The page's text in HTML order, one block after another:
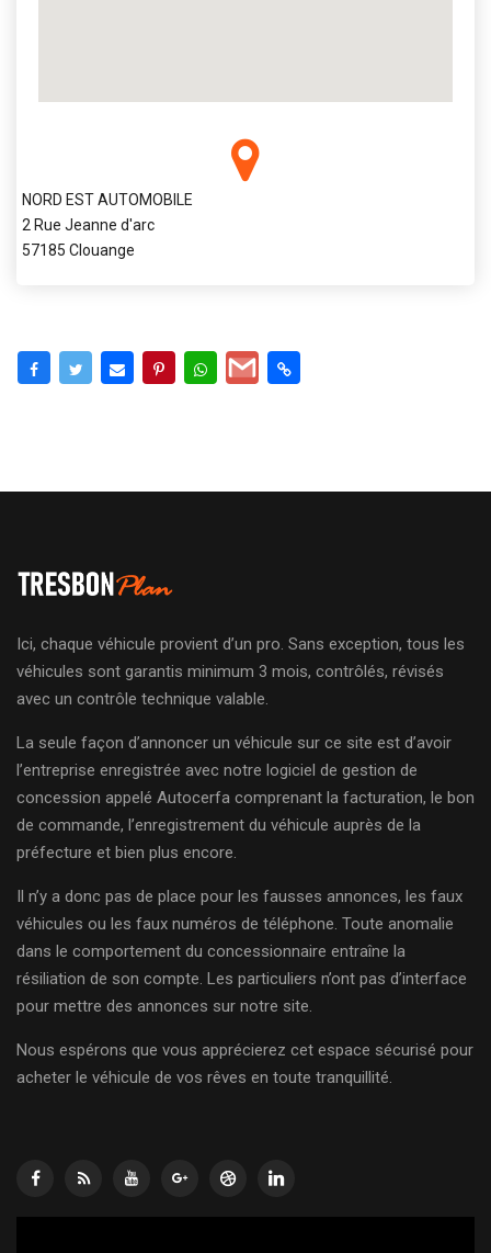
NORD EST AUTOMOBILE
2 Rue Jeanne d'arc
57185 Clouange
Ici, chaque véhicule provient d’un pro. Sans exception, tous les
véhicules sont garantis minimum 3 mois, contrôlés, révisés
avec un contrôle technique valable.
La seule façon d’annoncer un véhicule sur ce site est d’avoir
l’entreprise enregistrée avec notre logiciel de gestion de
concession appelé Autocerfa comprenant la facturation, le bon
de commande, l’enregistrement du véhicule auprès de la
préfecture et bien plus encore.
Il n’y a donc pas de place pour les fausses annonces, les faux
véhicules ou les faux numéros de téléphone. Toute anomalie
dans le comportement du concessionnaire entraîne la
résiliation de son compte. Les particuliers n’ont pas d’interface
pour mettre des annonces sur notre site.
Nous espérons que vous apprécierez cet espace sécurisé pour
acheter le véhicule de vos rêves en toute tranquillité.